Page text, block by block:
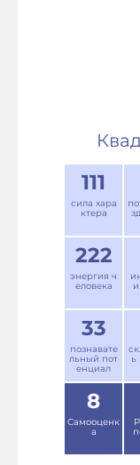
111
сила хара
ктера
222
энергия ч
еловека
33
познавате
льный пот
енциал
ь
8
Самооценк
а